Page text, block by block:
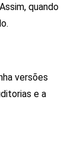
quando
versões
e a